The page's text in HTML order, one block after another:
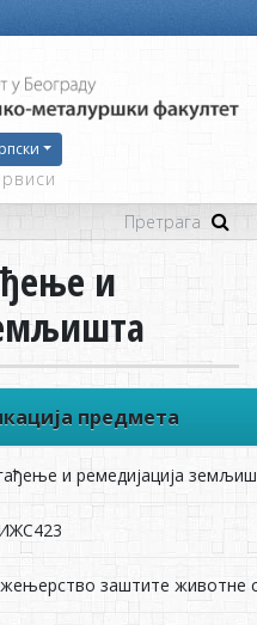
и
предмета
и ремедијација
заштите животне